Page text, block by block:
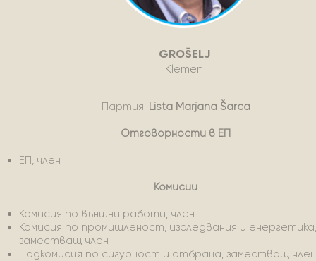
GROŠELJ
Klemen
Партия: Lista Marjana Šarca
Отговорности в ЕП
ЕП, член
Комисии
Комисия по външни работи, член
Комисия по промишленост, изследвания и енергетика,
заместващ член
Подкомисия по сигурност и отбрана, заместващ член